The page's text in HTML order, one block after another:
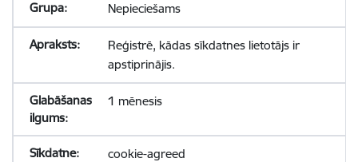
Nepieciešams
Reģistrē, kādas sīkdatnes lietotājs ir
apstiprinājis.
1 mēnesis
cookie-agreed